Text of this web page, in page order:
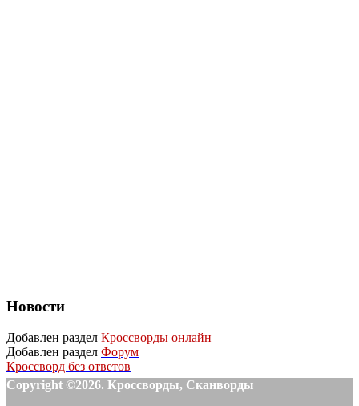
Новости
Добавлен раздел Кроссворды онлайн
Добавлен раздел Форум
Кроссворд без ответов
Copyright ©2026. Кроссворды, Сканворды